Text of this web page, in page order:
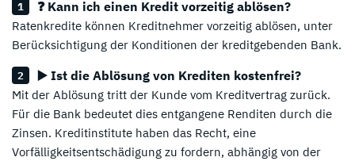
❓ Kann ich einen Kredit vorzeitig ablösen?
Ratenkredite können Kreditnehmer vorzeitig ablösen, unter
Berücksichtigung der Konditionen der kreditgebenden Bank.
▶️ Ist die Ablösung von Krediten kostenfrei?
Mit der Ablösung tritt der Kunde vom Kreditvertrag zurück.
Für die Bank bedeutet dies entgangene Renditen durch die
Zinsen. Kreditinstitute haben das Recht, eine
Vorfälligkeitsentschädigung zu fordern, abhängig von der